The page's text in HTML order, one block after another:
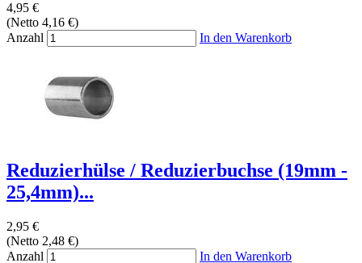
4,95 €
(Netto 4,16 €)
Anzahl
In den Warenkorb
Reduzierhülse / Reduzierbuchse (19mm -
25,4mm)...
2,95 €
(Netto 2,48 €)
Anzahl
In den Warenkorb